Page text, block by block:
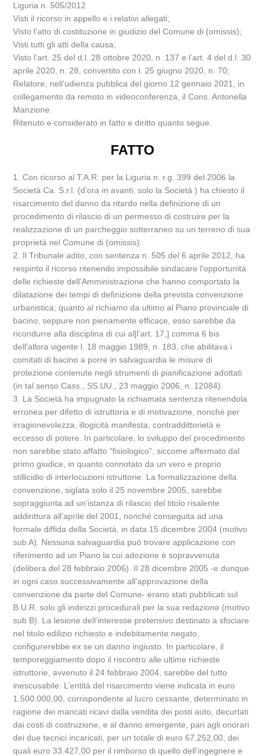
Liguria n. 505/2012
Visti il ricorso in appello e i relativi allegati;
Visto l’atto di costituzione in giudizio del Comune di (omissis);
Visti tutti gli atti della causa;
Visto l’art. 25 del d.l. 28 ottobre 2020, n. 137 e l’art. 4 del d.l. 30
aprile 2020, n. 28, convertito con l. 25 giugno 2020, n. 70;
Relatore, nell’udienza pubblica del giorno 12 gennaio 2021, in
collegamento da remoto in videoconferenza, il Cons. Antonella
Manzione.
Ritenuto e considerato in fatto e diritto quanto segue.
FATTO
1. Con ricorso al T.A.R. per la Liguria n. r.g. 399 del 2006 la
Società Ca. S.r.l. (d’ora in avanti, solo la Società ) ha chiesto il
risarcimento del danno da ritardo nella definizione di un
procedimento di rilascio di un permesso di costruire per la
realizzazione di un parcheggio sotterraneo su un terreno di sua
proprietà nel Comune di (omissis).
2. Il Tribunale adito, con sentenza n. 505 del 6 aprile 2012, ha
respinto il ricorso ritenendo impossibile sindacare l’opportunità
delle richieste dell’Amministrazione che hanno comportato la
dilatazione dei tempi di definizione della prevista convenzione
urbanistica; quanto al richiamo da ultimo al Piano provinciale di
bacino, seppure non pienamente efficace, esso sarebbe da
ricondurre alla disciplina di cui al[l’art. 17,] comma 6 bis
dell’allora vigente l. 18 maggio 1989, n. 183, che abilitava i
comitati di bacino a porre in salvaguardia le misure di
protezione contenute negli strumenti di pianificazione adottati
(in tal senso Cass., SS.UU., 23 maggio 2006, n. 12084).
3. La Società ha impugnato la richiamata sentenza ritenendola
erronea per difetto di istruttoria e di motivazione, nonché per
irragionevolezza, illogicità manifesta, contraddittorietà e
eccesso di potere. In particolare, lo sviluppo del procedimento
non sarebbe stato affatto “fisiologico”, siccome affermato dal
primo giudice, in quanto connotato da un vero e proprio
stillicidio di interlocuzioni istruttorie. La formalizzazione della
convenzione, siglata solo il 25 novembre 2005, sarebbe
sopraggiunta ad un’istanza di rilascio del titolo risalente
addirittura all’aprile del 2001, nonché conseguita ad una
formale diffida della Società, in data 15 dicembre 2004 (motivo
sub A). Nessuna salvaguardia può trovare applicazione con
riferimento ad un Piano la cui adozione è sopravvenuta
(delibera del 28 febbraio 2006). Il 28 dicembre 2005 -e dunque
in ogni caso successivamente all’approvazione della
convenzione da parte del Comune- erano stati pubblicati sul
B.U.R. solo gli indirizzi procedurali per la sua redazione (motivo
sub B). La lesione dell’interesse pretensivo destinato a sfociare
nel titolo edilizio richiesto e indebitamente negato,
configurerebbe ex se un danno ingiusto. In particolare, il
temporeggiamento dopo il riscontro alle ultime richieste
istruttorie, avvenuto il 24 febbraio 2004, sarebbe del tutto
inescusabile. L’entità del risarcimento viene indicata in euro
1.500.000,00, corrispondente al lucro cessante, determinato in
ragione dei mancati ricavi dalla vendita dei posti auto, decurtati
dai costi di costruzione, e al danno emergente, pari agli onorari
dei due tecnici incaricati, per un totale di euro 67.252,00, dei
quali euro 33.427,00 per il rimborso di quello dell’ingegnere e